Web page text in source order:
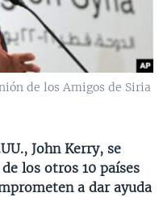
de los Amigos de Siria
John Kerry, se
los otros 10 países
a dar ayuda